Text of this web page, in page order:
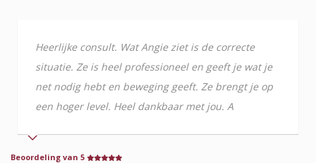
Heerlijke consult. Wat Angie ziet is de correcte
situatie. Ze is heel professioneel en geeft je wat je
net nodig hebt en beweging geeft. Ze brengt je op
een hoger level. Heel dankbaar met jou. A
Beoordeling van 5